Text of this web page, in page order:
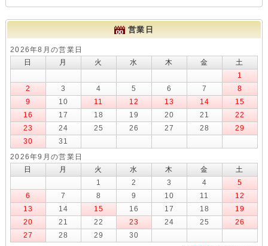
営業日
2026年8月の営業日
日
月 火 水 木 金
土
1
2
3 4 5 6 7
8
9
10 11 12 13 14
15
16
17 18 19 20 21
22
23
24 25 26 27 28
29
30
31
2026年9月の営業日
日
月 火 水 木 金
土
1
2 3 4
5
6
7 8 9 10 11
12
13
14 15 16 17 18
19
20
21 22 23 24 25
26
27
28 29 30